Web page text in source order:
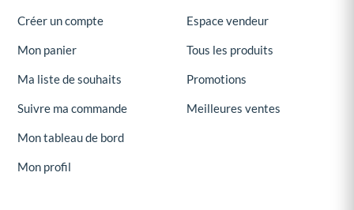
Créer un compte
Mon panier
Ma liste de souhaits
Suivre ma commande
Mon tableau de bord
Mon profil
Espace vendeur
Tous les produits
Promotions
Meilleures ventes